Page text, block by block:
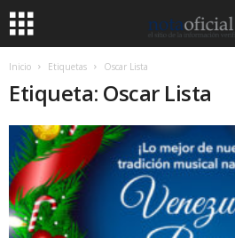
Inicio Etiquetas Oscar Lista
Etiqueta: Oscar Lista